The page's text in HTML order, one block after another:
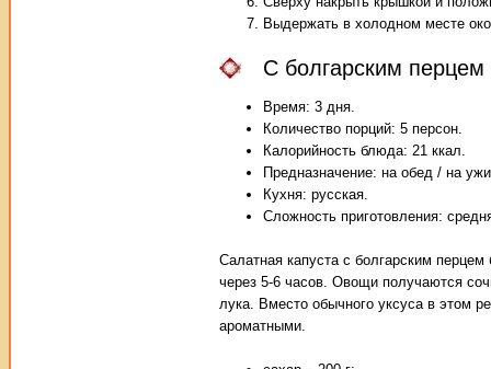
Выдержать в холодном месте
С болгарским перцем
Время: 3 дня.
Количество порций: 5 персон.
Калорийность блюда: 21 ккал.
Предназначение: на обед / на
Кухня: русская.
Сложность приготовления:
Салатная капуста с болгарским
через 5-6 часов. Овощи получаются
лука. Вместо обычного уксуса в этом
ароматными.